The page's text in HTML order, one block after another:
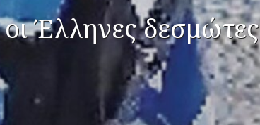
Έλληνες δεσμώτες